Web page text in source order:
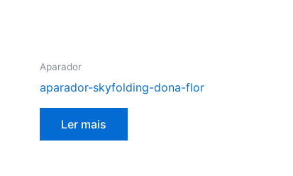
Aparador
aparador-skyfolding-dona-flor
Ler mais